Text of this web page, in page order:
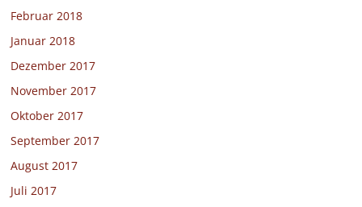
Februar 2018
Januar 2018
Dezember 2017
November 2017
Oktober 2017
September 2017
August 2017
Juli 2017